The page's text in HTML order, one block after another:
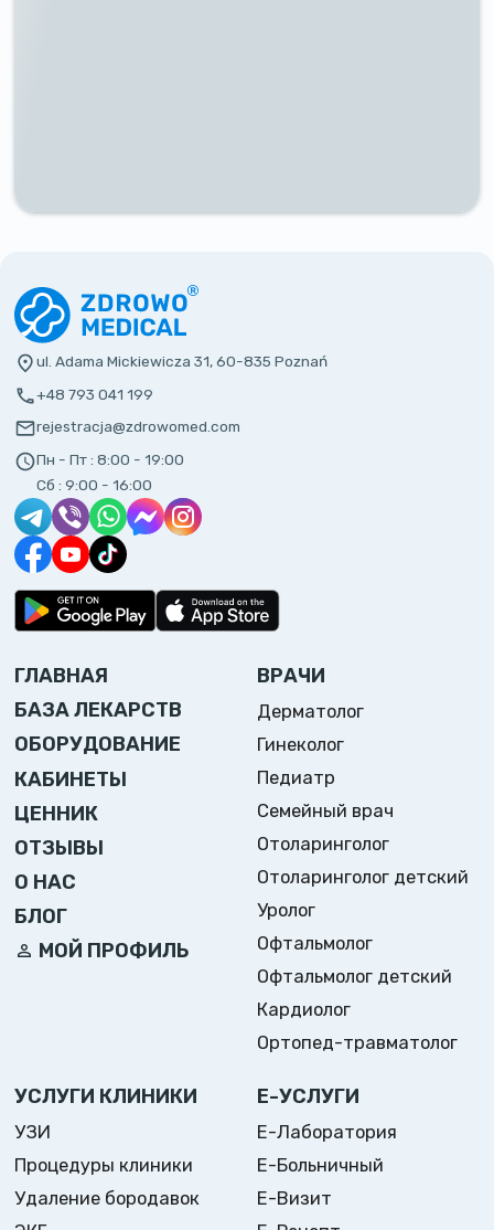
ul. Adama Mickiewicza 31, 60-835 Poznań
+48 793 041 199
rejestracja@zdrowomed.com
Пн - Пт : 8:00 - 19:00
Сб : 9:00 - 16:00
ГЛАВНАЯ
БАЗА ЛЕКАРСТВ
ОБОРУДОВАНИЕ
КАБИНЕТЫ
ЦЕННИК
ОТЗЫВЫ
О НАС
БЛОГ
МОЙ ПРОФИЛЬ
ВРАЧИ
Дерматолог
Гинеколог
Педиатр
Семейный врач
Отоларинголог
Отоларинголог детский
Уролог
Офтальмолог
Офтальмолог детский
Кардиолог
Ортопед-травматолог
УСЛУГИ КЛИНИКИ
УЗИ
Процедуры клиники
Удаление бородавок
Е-УСЛУГИ
Е-Лаборатория
Е-Больничный
Е-Визит